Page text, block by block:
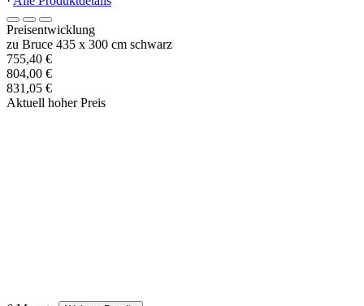
Preisentwicklung
zu Bruce 435 x 300 cm schwarz
755,40 €
804,00 €
831,05 €
Aktuell hoher Preis